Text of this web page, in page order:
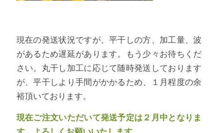
現在の発送状況ですが、平干しの方、加工量、波
があるため遅延があります。もう少々お待ちくだ
さい。丸干し加工に応じて随時発送しております
が、平干しより手間がかかるため、１月程度の余
裕頂いております。
現在ご注文いただいて発送予定は２月中となりま